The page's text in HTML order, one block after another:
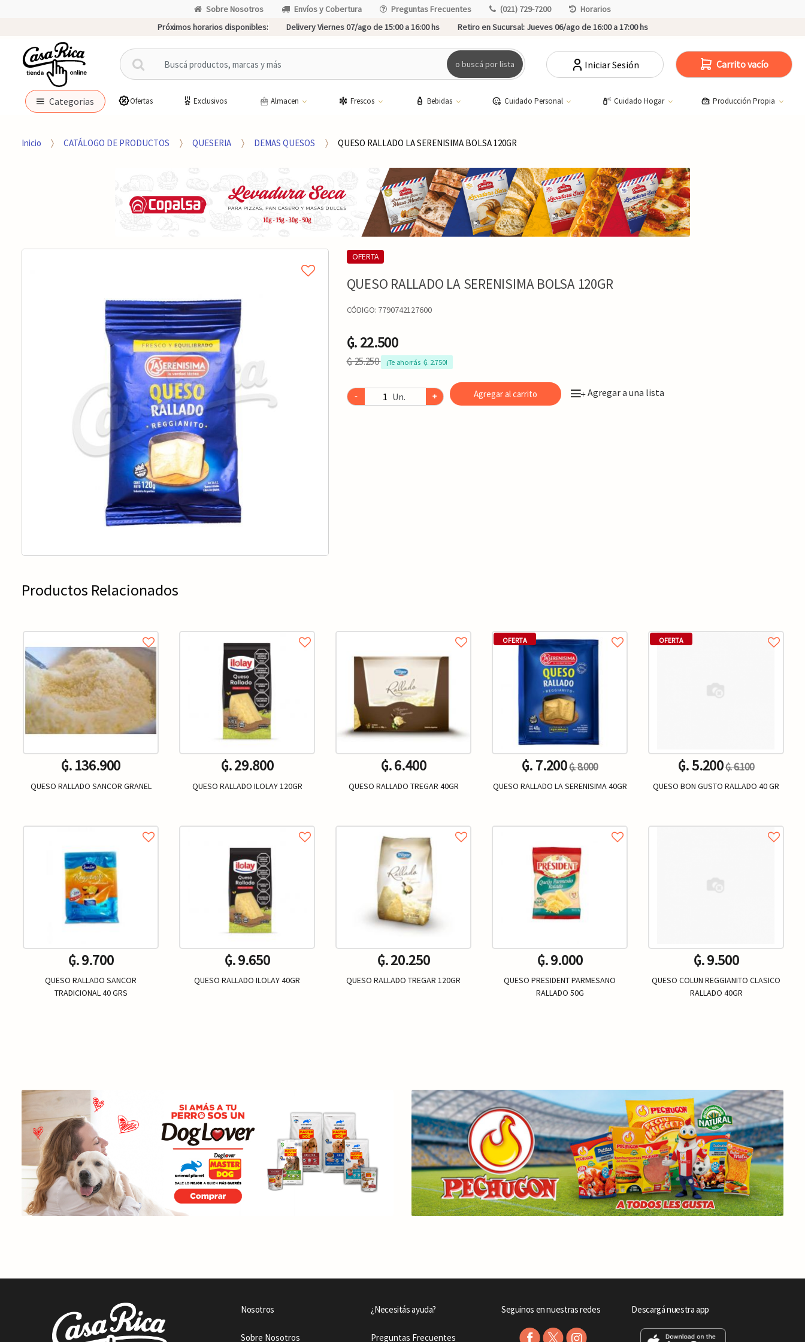
Sobre Nosotros Envíos y Cobertura Preguntas Frecuentes (021) 729-7200
Horarios
Próximos horarios disponibles:
Delivery Viernes 07/ago de 15:00 a 16:00 hs Retiro en Sucursal:Jueves 06/ago de 16:00 a 17:00 hs
B
u
c
p
o buscá por lista Iniciar Sesión Carrito vacío
Categorias Ofertas Exclusivos Almacen Frescos Bebidas Cuidado Personal Cuidado Hogar Producción Propia
Inicio CATÁLOGO DE PRODUCTOS QUESERIA DEMAS QUESOS QUESO RALLADO LA SERENISIMA BOLSA 120GR
OFERTA
QUESO RALLADO LA SERENISIMA BOLSA 120GR
CÓDIGO: 7790742127600
₲. 22.500
₲. 25.250 ¡Te ahorrás  ₲. 2.750!
- Un. + Agregar al carrito +Agregar a una lista
Productos Relacionados
₲. 136.900
QUESO RALLADO SANCOR GRANEL
₲. 9.700
QUESO RALLADO SANCOR
TRADICIONAL 40 GRS
₲. 29.800
QUESO RALLADO ILOLAY 120GR
₲. 9.650
QUESO RALLADO ILOLAY 40GR
₲. 6.400
QUESO RALLADO TREGAR 40GR
₲. 20.250
QUESO RALLADO TREGAR 120GR
OFERTA
₲. 7.200₲. 8.000
QUESO RALLADO LA SERENISIMA 40GR
₲. 9.000
QUESO PRESIDENT PARMESANO
RALLADO 50G
OFERTA
₲. 5.200₲. 6.100
QUESO BON GUSTO RALLADO 40 GR
₲. 9.500
QUESO COLUN REGGIANITO CLASICO
RALLADO 40GR
Nosotros
Sobre Nosotros
¿Necesitás ayuda?
Preguntas Frecuentes
Seguinos en nuestras redes Descargá nuestra app